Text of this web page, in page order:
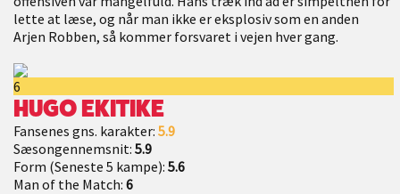
lette at læse, og når man ikke er eksplosiv som en anden
Arjen Robben, så kommer forsvaret i vejen hver gang.
6
HUGO EKITIKE
Fansenes gns. karakter: 5.9
Sæsongennemsnit: 5.9
Form (Seneste 5 kampe): 5.6
Man of the Match: 6